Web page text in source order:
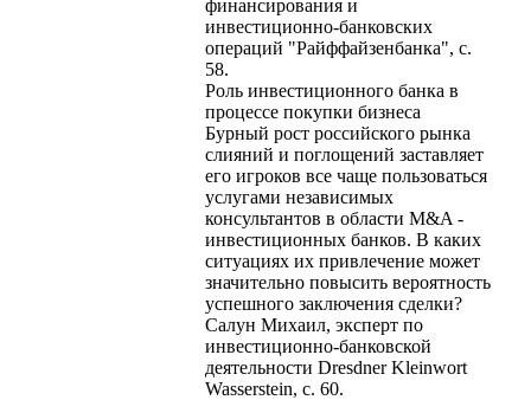
финансирования и
инвестиционно-банковских
операций "Райффайзенбанка", с.
58.
Роль инвестиционного банка в
процессе покупки бизнеса
Бурный рост российского рынка
слияний и поглощений заставляет
его игроков все чаще пользоваться
услугами независимых
консультантов в области M&A -
инвестиционных банков. В каких
ситуациях их привлечение может
значительно повысить вероятность
успешного заключения сделки?
Салун Михаил, эксперт по
инвестиционно-банковской
деятельности Dresdner Kleinwort
Wasserstein, с. 60.